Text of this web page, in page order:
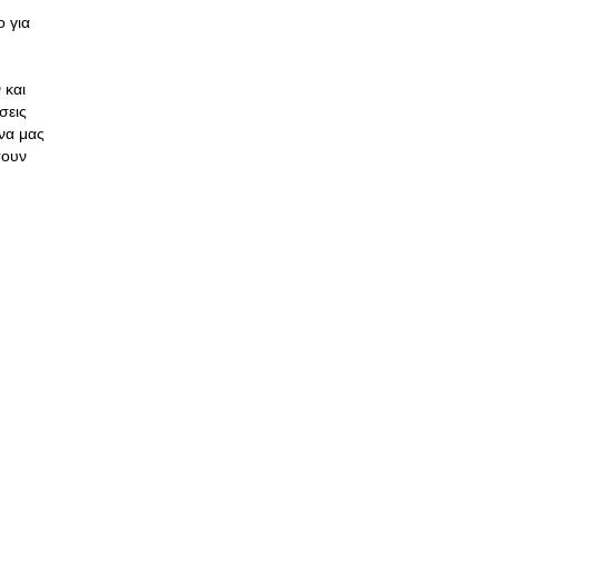
για
μας